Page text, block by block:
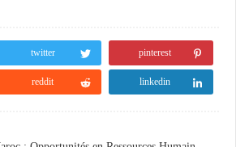
twitter pinterest
reddit linkedin